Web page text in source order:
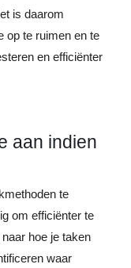
is daarom
op te ruimen en te
en efficiënter
aan indien
te
om efficiënter te
hoe je taken
waar